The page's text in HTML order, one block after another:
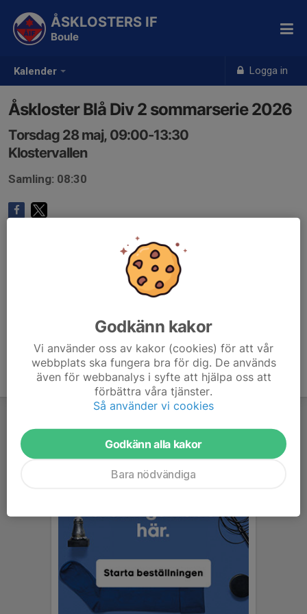
Kalender Logga in
ÅSKLOSTERS IF
Boule
Åskloster Blå Div 2 sommarserie 2026
Torsdag 28 maj, 09:00-13:30
Klostervallen
Samling: 08:30
Godkänn kakor
Vi använder oss av kakor (cookies) för att vår
webbplats ska fungera bra för dig. De används
även för webbanalys i syfte att hjälpa oss att
förbättra våra tjänster.
Så använder vi cookies
Godkänn alla kakor
Bara nödvändiga